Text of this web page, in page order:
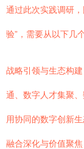
通过此次实践调研
验”，需要从以下几
战略引领与生态构
通、数字人才集聚
用协同的数字创新生
融合深化与价值聚